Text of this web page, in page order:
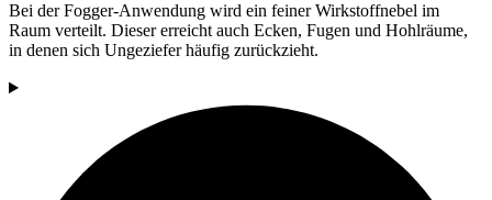
Bei der Fogger-Anwendung wird ein feiner Wirkstoffnebel im
Raum verteilt. Dieser erreicht auch Ecken, Fugen und Hohlräume,
in denen sich Ungeziefer häufig zurückzieht.